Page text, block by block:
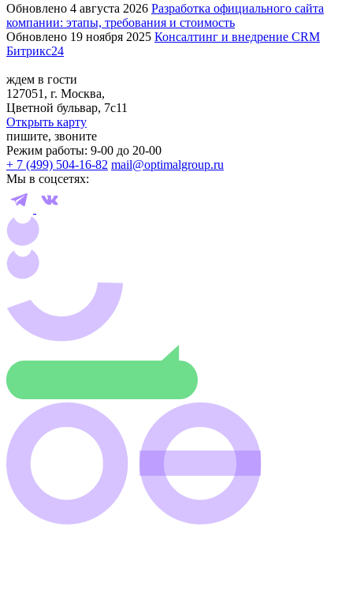
Обновлено 4 августа 2026 Разработка официального сайта
компании: этапы, требования и стоимость
Обновлено 19 ноября 2025 Консалтинг и внедрение CRM
Битрикс24
ждем в гости
127051, г. Москва,
Цветной бульвар, 7с11
Открыть карту
пишите, звоните
Режим работы: 9-00 до 20-00
+ 7 (499) 504-16-82 mail@optimalgroup.ru
Мы в соцсетях: